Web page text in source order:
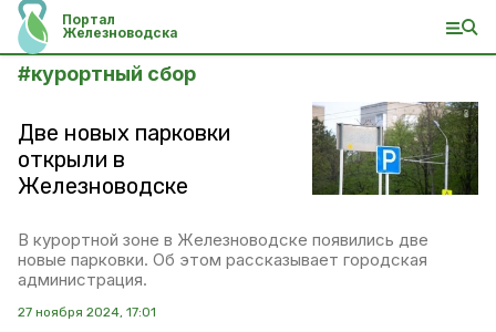
Портал
Железноводска
#курортный сбор
Две новых парковки
открыли в
Железноводске
В курортной зоне в Железноводске появились две
новые парковки. Об этом рассказывает городская
администрация.
27 ноября 2024, 17:01